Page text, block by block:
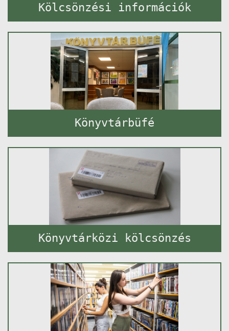
Kölcsönzési információk
Könyvtárbüfé
Könyvtárközi kölcsönzés